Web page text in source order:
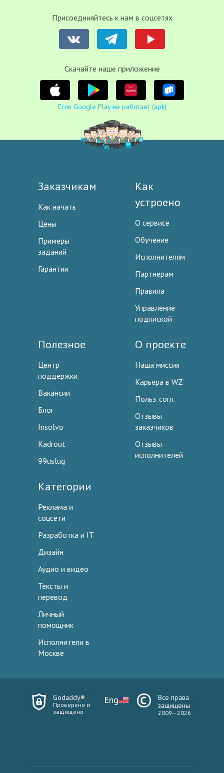
Присоединяйтесь к нам в соцсетях
Cкачайте наше приложение
Если Google Play не работает (apk)
Заказчикам
Как начать
Цены
Примеры
заданий
Гарантии
Как
устроено
О сервисе
Обучение
Исполнителям
Партнерам
Правила
Управление
подпиской
Полезное
Центр
поддержки
Вакансии
Блог
Insolvo
Kadrout
99uslug
О проекте
Наша миссия
Карьера в WZ
Польз. согл.
Отзывы
заказчиков
Отзывы
исполнителей
Категории
Реклама и
соцсети
Разработка и IT
Дизайн
Аудио и видео
Тексты и
перевод
Личный
помощник
Исполнители в
Москве
Godaddy®
Проверено и
защищено
Eng
Все права
защищены
2009—2026